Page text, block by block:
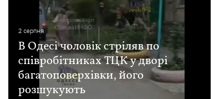
2 серпня
В Одесі чоловік стріляв по
співробітниках ТЦК у дворі
багатоповерхівки, його
розшукують